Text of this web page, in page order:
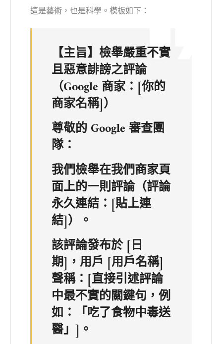
這是藝術，也是科學。模板如下：
【主旨】檢舉嚴重不實
且惡意誹謗之評論
（Google 商家：[你的
商家名稱]）
尊敬的 Google 審查團
隊：
我們檢舉在我們商家頁
面上的一則評論（評論
永久連結：[貼上連
結]）。
該評論發布於 [日
期]，用戶 [用戶名稱]
聲稱：[直接引述評論
中最不實的關鍵句，例
如：「吃了食物中毒送
醫」]。